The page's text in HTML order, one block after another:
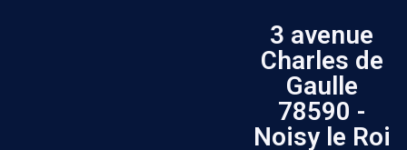
3 avenue
Charles de
Gaulle
78590 -
Noisy le Roi